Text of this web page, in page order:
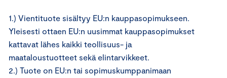
1.) Vientituote sisältyy EU:n kauppasopimukseen.
Yleisesti ottaen EU:n uusimmat kauppasopimukset
kattavat lähes kaikki teollisuus- ja
maataloustuotteet sekä elintarvikkeet.
2.) Tuote on EU:n tai sopimuskumppanimaan